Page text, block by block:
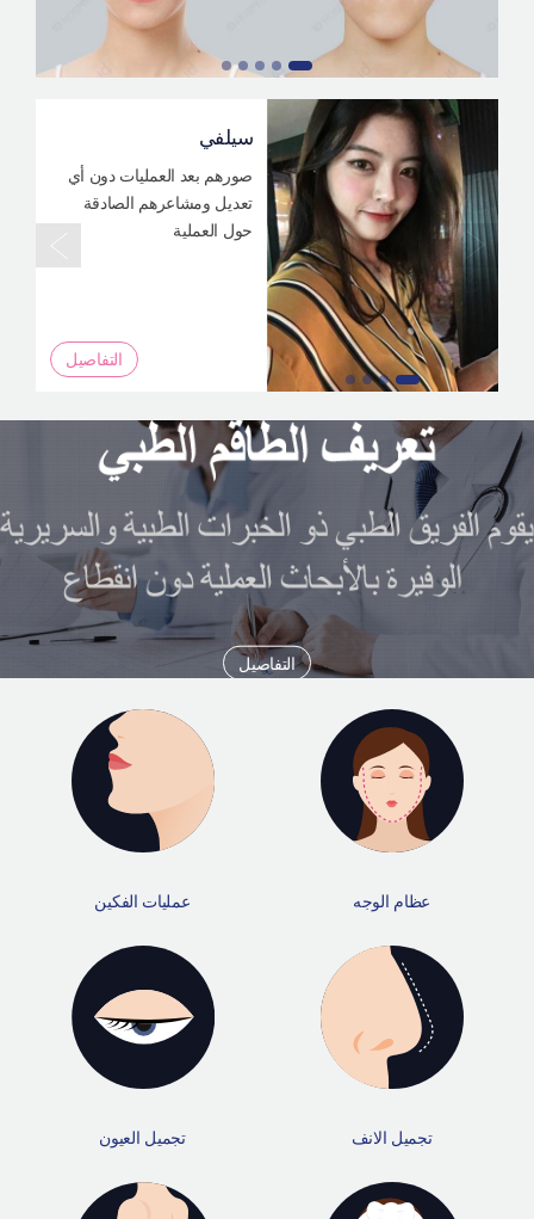
سيلفي
صورهم بعد العمليات دون أي
تعديل ومشاعرهم الصادقة
حول العملية
التفاصيل
التفاصيل
عظام الوجه عمليات الفكين
تجميل الانف تجميل العيون